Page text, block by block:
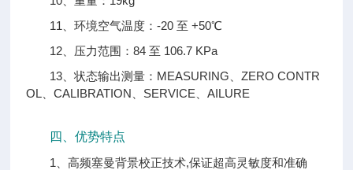
11、环境空气温度：-20 至 +50℃
12、压力范围：84 至 106.7 KPa
13、状态输出测量：MEASURING、ZERO CONTR
OL、CALIBRATION、SERVICE、AILURE
四、优势特点
1、高频塞曼背景校正技术,保证超高灵敏度和准确